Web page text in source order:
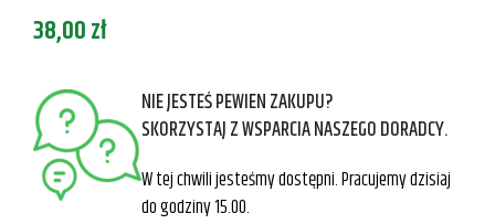
38,00zł
NIE JESTEŚ PEWIEN ZAKUPU?
SKORZYSTAJ Z WSPARCIA NASZEGO DORADCY.
W tej chwili jesteśmy dostępni. Pracujemy dzisiaj
do godziny 15.00.